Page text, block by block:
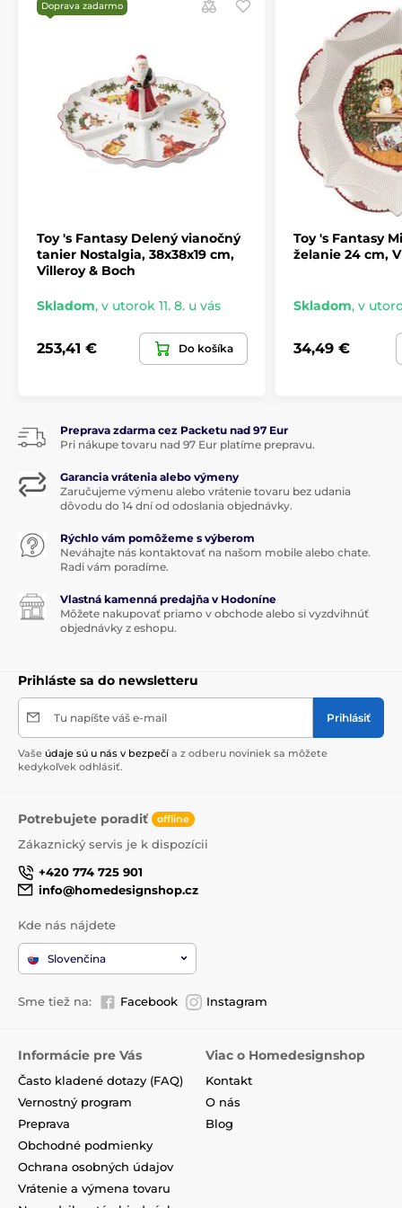
Vyrobené v Nemecku, o čom informuje pečiatka na
Používané energeticky úsporné plynové vypaľovacej
pece ohľaduplnejšie k životnému prostrediu
Produkt je zaradený v kategóriách
TOY'S FANTASY
Doprava zadarmo
Toy 's Fantasy Delený vianočný
tanier Nostalgia, 38x38x19 cm,
Villeroy & Boch
Skladom, v utorok 11. 8. u vás
253,41 € Do košíka
Toy 's Fantasy
želanie 24 cm,
Skladom, v
34,49 €
Preprava zdarma cez Packetu nad 97 Eur
Pri nákupe tovaru nad 97 Eur platíme prepravu.
Garancia vrátenia alebo výmeny
Zaručujeme výmenu alebo vrátenie tovaru bez udania
dôvodu do 14 dní od odoslania objednávky.
Rýchlo vám pomôžeme s výberom
Neváhajte nás kontaktovať na našom mobile alebo chate.
Radi vám poradíme.
Vlastná kamenná predajňa v Hodoníne
Môžete nakupovať priamo v obchode alebo si vyzdvihnúť
objednávky z eshopu.
Prihláste sa do newsletteru
Tu napíšte váš e-mail Prihlásiť
Vaše údaje sú u nás v bezpečí a z odberu noviniek sa môžete
kedykoľvek odhlásiť.
Potrebujete poradiť offline
Zákaznický servis je k dispozícii
+420 774 725 901
info@homedesignshop.cz
Kde nás nájdete
Slovenčina
Sme tiež na: Facebook Instagram
Informácie pre Vás
Často kladené dotazy (FAQ)
Vernostný program
Preprava
Obchodné podmienky
Ochrana osobných údajov
Vrátenie a výmena tovaru
Viac o Homedesignshop
Kontakt
O nás
Blog